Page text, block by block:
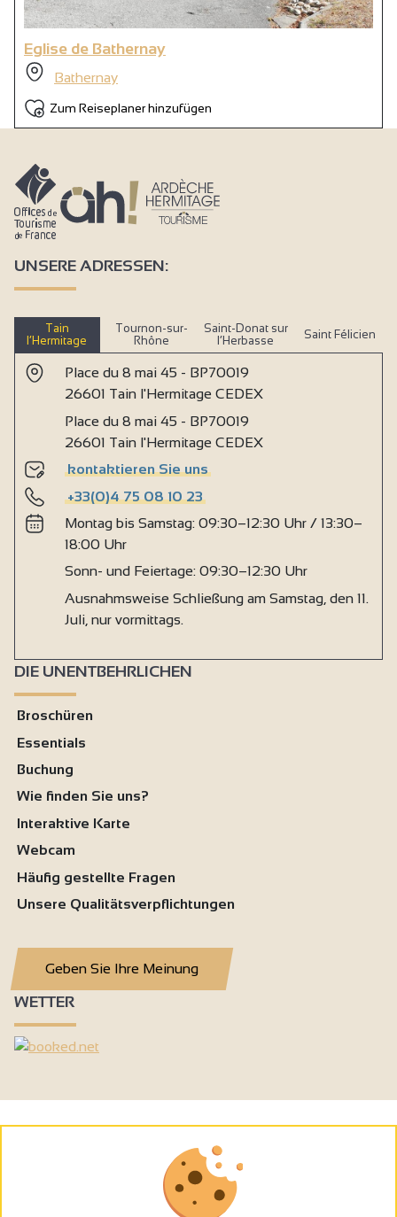
Eglise de Bathernay
Bathernay
Zum Reiseplaner hinzufügen
UNSERE ADRESSEN:
Tain
l’Hermitage
Tournon-sur-
Rhône
Saint-Donat sur
l’Herbasse
Saint Félicien
Place du 8 mai 45 - BP70019
26601 Tain l'Hermitage CEDEX
Place du 8 mai 45 - BP70019
26601 Tain l'Hermitage CEDEX
kontaktieren Sie uns
+33(0)4 75 08 10 23
Montag bis Samstag: 09:30–12:30 Uhr / 13:30–
18:00 Uhr
Sonn- und Feiertage: 09:30–12:30 Uhr
Ausnahmsweise Schließung am Samstag, den 11.
Juli, nur vormittags.
DIE UNENTBEHRLICHEN
Broschüren
Essentials
Buchung
Wie finden Sie uns?
Interaktive Karte
Webcam
Häufig gestellte Fragen
Unsere Qualitätsverpflichtungen
Geben Sie Ihre Meinung
WETTER